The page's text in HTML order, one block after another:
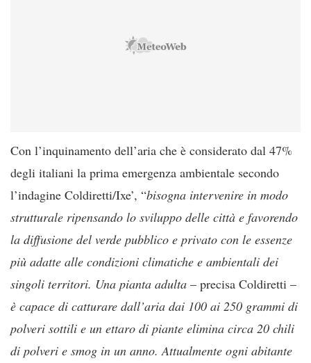
Con l’inquinamento dell’aria che è considerato dal 47%
degli italiani la prima emergenza ambientale secondo
l’indagine Coldiretti/Ixe’, “bisogna intervenire in modo
strutturale ripensando lo sviluppo delle città e favorendo
la diffusione del verde pubblico e privato con le essenze
più adatte alle condizioni climatiche e ambientali dei
singoli territori. Una pianta adulta – precisa Coldiretti –
è capace di catturare dall’aria dai 100 ai 250 grammi di
polveri sottili e un ettaro di piante elimina circa 20 chili
di polveri e smog in un anno. Attualmente ogni abitante